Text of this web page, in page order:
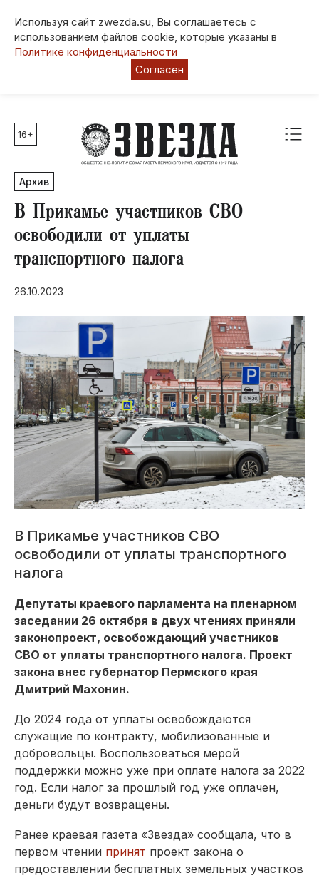
Используя сайт zwezda.su, Вы соглашаетесь с
использованием файлов cookie, которые указаны в
Политике конфиденциальности
Согласен
Главные темы
80 лет Победы
Молодежная столица РФ
СВО
Выборы в Пермском крае
Социальная поддержка
Инфраструктура
Благоустройство
16+
Архив
В Прикамье участников СВО
освободили от уплаты
транспортного налога
26.10.2023
В Прикамье участников СВО
освободили от уплаты транспортного
налога
Депутаты краевого парламента на пленарном
заседании 26 октября в двух чтениях приняли
законопроект, освобождающий участников
СВО от уплаты транспортного налога. Проект
закона внес губернатор Пермского края
Дмитрий Махонин.
До 2024 года от уплаты освобождаются
служащие по контракту, мобилизованные и
добровольцы. Воспользоваться мерой
поддержки можно уже при оплате налога за 2022
год. Если налог за прошлый год уже оплачен,
деньги будут возвращены.
Ранее краевая газета «Звезда» сообщала, что в
первом чтении принят проект закона о
предоставлении бесплатных земельных участков